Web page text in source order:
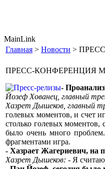
MainLink
Главная > Новости >
ПРЕСС-КОНФЕРЕНЦИЯ
-
Йозеф Хованец, главный
Хазрет Дышеков, главный
голевых моментов, и счет
столько голевых моментов,
было очень много
фрагментами игра.
- Хазрает Жагериевич, на
Хазрет Дышеков: - Я